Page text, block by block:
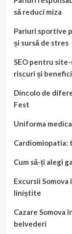
să reduci miza
Pariuri sportive
și sursă de stres
SEO pentru
riscuri și
Dincolo de
Fest
Uniforma
Cardiomiopatia:
Cum să-ți alegi
Excursii
liniștite
Cazare Somova
belvederi